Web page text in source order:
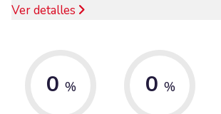
Ver detalles
0 % 0 %